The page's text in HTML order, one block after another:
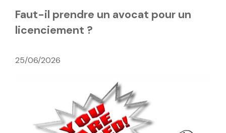
Faut-il prendre un avocat pour un
licenciement ?
25/06/2026